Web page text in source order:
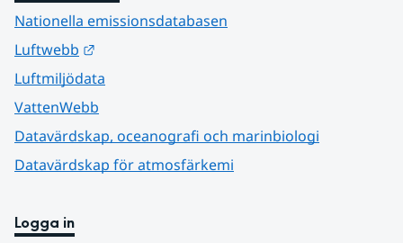
Nationella emissionsdatabasen
Luftwebb
Luftmiljödata
VattenWebb
Datavärdskap, oceanografi och marinbiologi
Datavärdskap för atmosfärkemi
Logga in